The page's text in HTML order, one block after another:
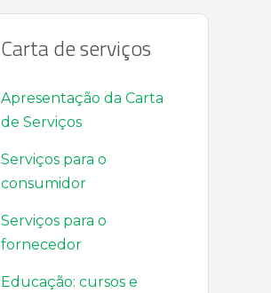
Carta de serviços
Apresentação da Carta
de Serviços
Serviços para o
consumidor
Serviços para o
fornecedor
Educação: cursos e